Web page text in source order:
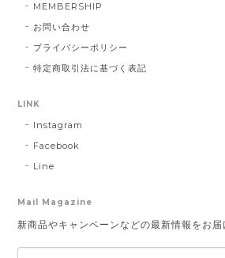
MEMBERSHIP
お問い合わせ
プライバシーポリシー
特定商取引法に基づく表記
LINK
Instagram
Facebook
Line
Mail Magazine
新商品やキャンペーンなどの最新情報をお届